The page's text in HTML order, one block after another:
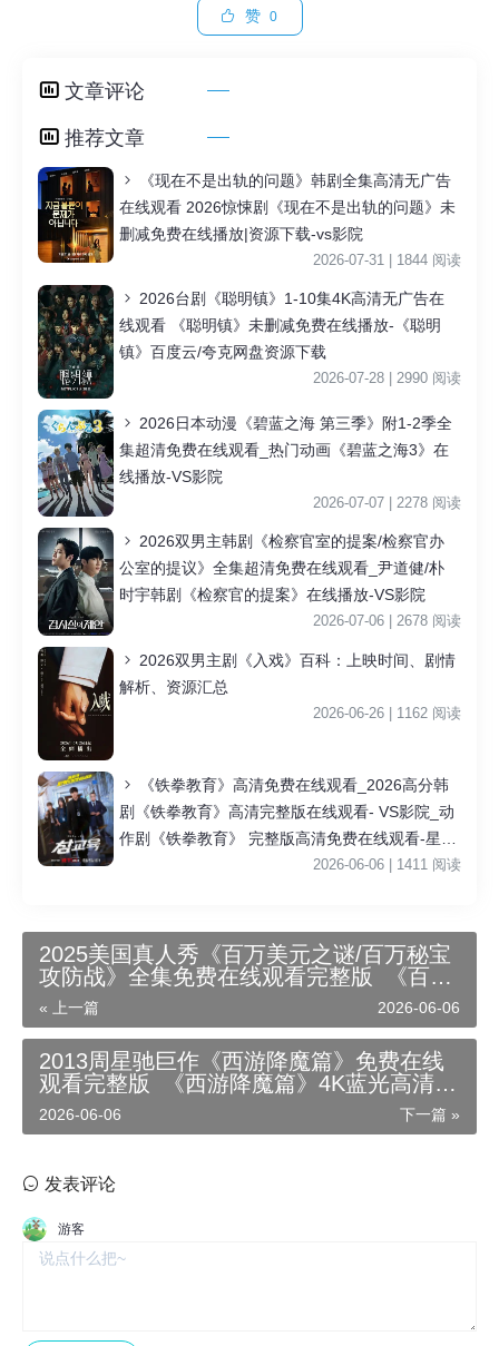
赞 0
文章评论
推荐文章
《现在不是出轨的问题》韩剧全集高清无广告
在线观看 2026惊悚剧《现在不是出轨的问题》未
删减免费在线播放|资源下载-vs影院
2026-07-31 | 1844 阅读
2026台剧《聪明镇》1-10集4K高清无广告在
线观看 《聪明镇》未删减免费在线播放-《聪明
镇》百度云/夸克网盘资源下载
2026-07-28 | 2990 阅读
2026日本动漫《碧蓝之海 第三季》附1-2季全
集超清免费在线观看_热门动画《碧蓝之海3》在
线播放-VS影院
2026-07-07 | 2278 阅读
2026双男主韩剧《检察官室的提案/检察官办
公室的提议》全集超清免费在线观看_尹道健/朴
时宇韩剧《检察官的提案》在线播放-VS影院
2026-07-06 | 2678 阅读
2026双男主剧《入戏》百科：上映时间、剧情
解析、资源汇总
2026-06-26 | 1162 阅读
《铁拳教育》高清免费在线观看_2026高分韩
剧《铁拳教育》高清完整版在线观看- VS影院_动
作剧《铁拳教育》 完整版高清免费在线观看-星空
影院李星民主演《铁拳教育》无广告_VS影视
2026-06-06 | 1411 阅读
2025美国真人秀《百万美元之谜/百万秘宝
攻防战》全集免费在线观看完整版_《百万
美元之谜/百万秘宝攻防战》4K高清无广告
_《百万美元之谜/百万秘宝攻防战》剧情介
绍【内封中文字幕】
« 上一篇 2026-06-06
2013周星驰巨作《西游降魔篇》免费在线
观看完整版_《西游降魔篇》4K蓝光高清无
广告-喜剧奇幻电影《西游降魔篇》在线观
看_《西游降魔篇》剧情介绍-链接下载
下一篇 »
2026-06-06
发表评论
游客